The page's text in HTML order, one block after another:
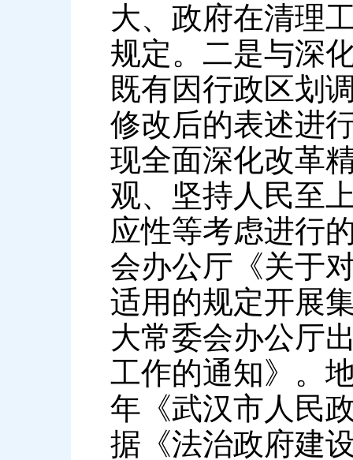
大、政府在清理
规定。二是与深
既有因行政区划
修改后的表述进
现全面深化改革
观、坚持人民至
应性等考虑进行
会办公厅《关于
适用的规定开展
大常委会办公厅
工作的通知》。
年《武汉市人民
据《法治政府建